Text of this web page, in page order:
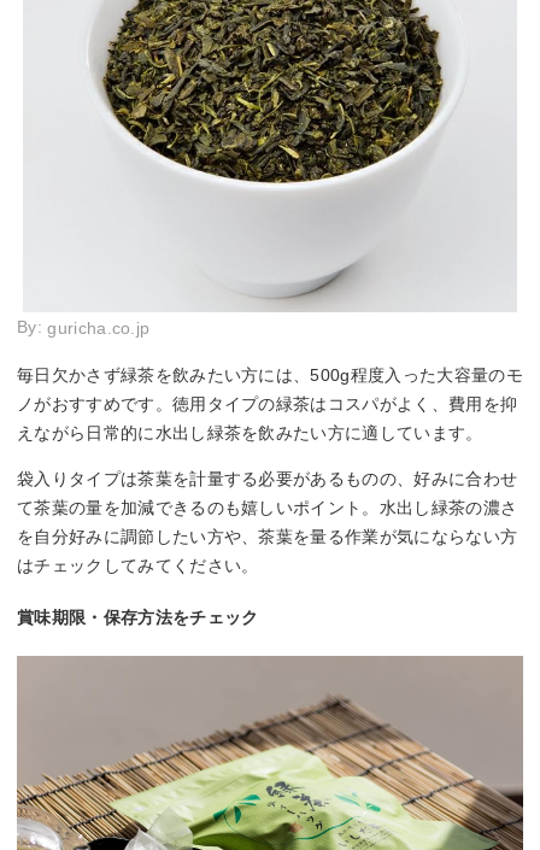
By:guricha.co.jp
毎日欠かさず緑茶を飲みたい方には、500g程度入った大容量のモ
ノがおすすめです。徳用タイプの緑茶はコスパがよく、費用を抑
えながら日常的に水出し緑茶を飲みたい方に適しています。
袋入りタイプは茶葉を計量する必要があるものの、好みに合わせ
て茶葉の量を加減できるのも嬉しいポイント。水出し緑茶の濃さ
を自分好みに調節したい方や、茶葉を量る作業が気にならない方
はチェックしてみてください。
賞味期限・保存方法をチェック